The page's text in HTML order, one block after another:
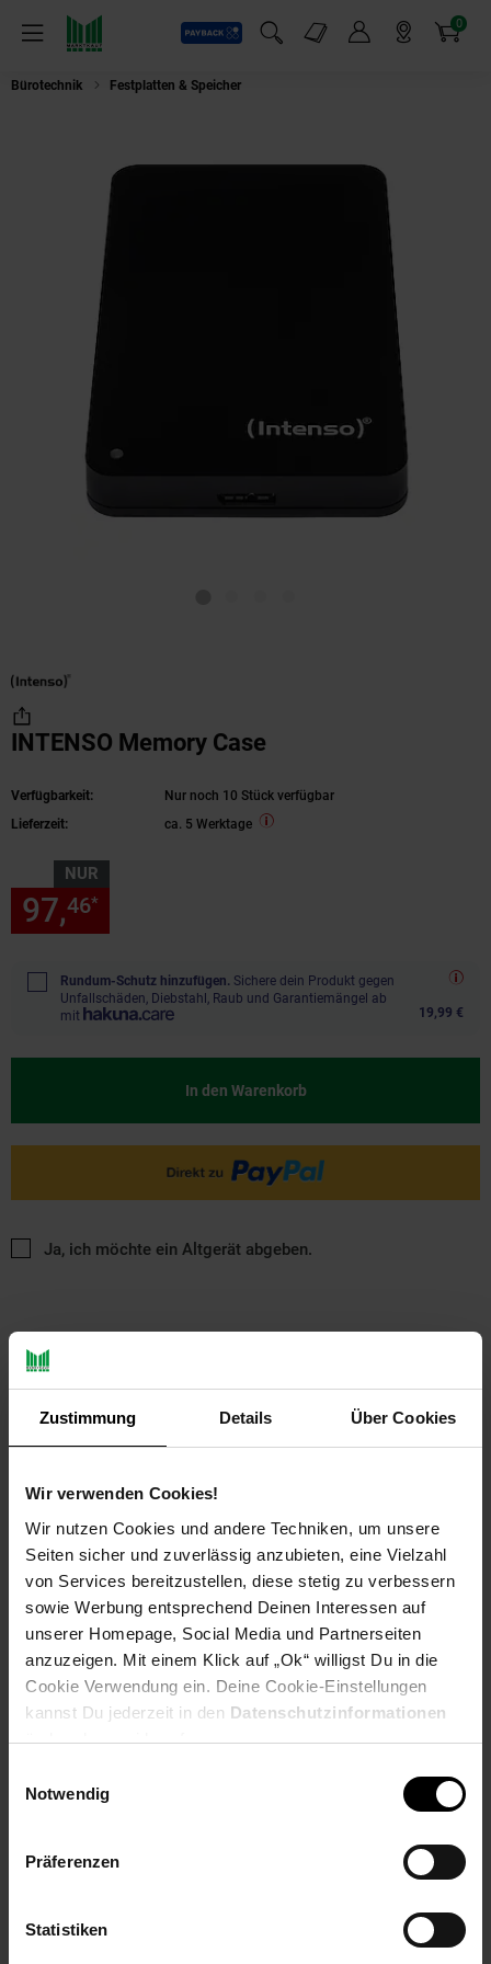
Zustimmung Details Über Cookies
Wir verwenden Cookies!
Wir nutzen Cookies und andere Techniken, um unsere
Seiten sicher und zuverlässig anzubieten, eine Vielzahl
von Services bereitzustellen, diese stetig zu verbessern
sowie Werbung entsprechend Deinen Interessen auf
unserer Homepage, Social Media und Partnerseiten
anzuzeigen. Mit einem Klick auf „Ok“ willigst Du in die
Cookie Verwendung ein. Deine Cookie-Einstellungen
kannst Du jederzeit in den Datenschutzinformationen
ändern bzw. widerrufen.
Notwendig
Präferenzen
Statistiken
Menü
Payback
Suchfeld einblenden
Markt-Angebote 0
Artikel
Bürotechnik Festplatten & Speicher
INTENSO Memory Case
Verfügbarkeit:
Nur noch 10 Stück verfügbar
Lieferzeit:
ca. 5 Werktage
NUR
97,46*
Rundum-Schutz hinzufügen. Sichere dein Produkt gegen
Unfallschäden, Diebstahl, Raub und Garantiemängel ab
mit
19,99 €
In den Warenkorb
Ja, ich möchte ein Altgerät abgeben.
PAYBACK
Payback Punkte Basis°Punkte:
48
Extra°Punkte:
0
Produktbeschreibung
2,5 Zoll Memory Case von Intenso
Die hochglänzende Memory Case bietet viel Speicherplatz und
Datenübertragungsraten. Die Festplatte eignet sich optimal für
die Sicherung privater Daten und lässt sich durch ihr geringes
wichtige Dokumente können so zu Hause oder unterwegs
optimal und einfach gesichert werden. Die Memory Case ist
die Nutzung am PC oder Mac direkt einsatzbereit. Auch an die
meisten Fernseher und Receiver lässt sich die Festplatte